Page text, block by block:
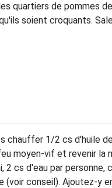
quartiers de pommes
soient croquants.
chauffer 1/2 cs d'huile
moyen-vif et revenir la
2 cs d'eau par personne,
conseil). Ajoutez-y